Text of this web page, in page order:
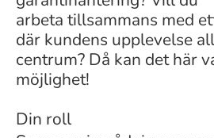
arbeta tillsammans med
där kundens upplevelse
centrum? Då kan det här
möjlighet!
Din roll